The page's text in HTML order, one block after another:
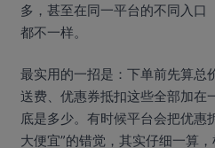
多，甚至在同一平台的不同入口
都不一样。
最实用的一招是：下单前先算总
送费、优惠券抵扣这些全部加在
底是多少。有时候平台会把优惠
大便宜”的错觉，其实仔细一算，